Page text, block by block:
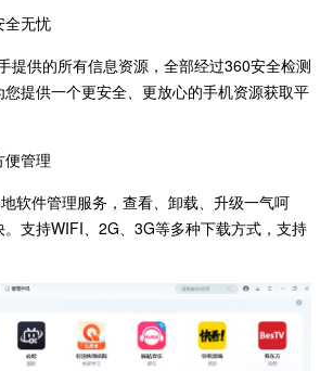
无忧
供的所有信息资源，全部经过360安全检测
提供一个更安全、更放心的手机资源获取平
管理
件管理服务，查看、卸载、升级一气呵
支持WIFI、2G、3G等多种下载方式，支持